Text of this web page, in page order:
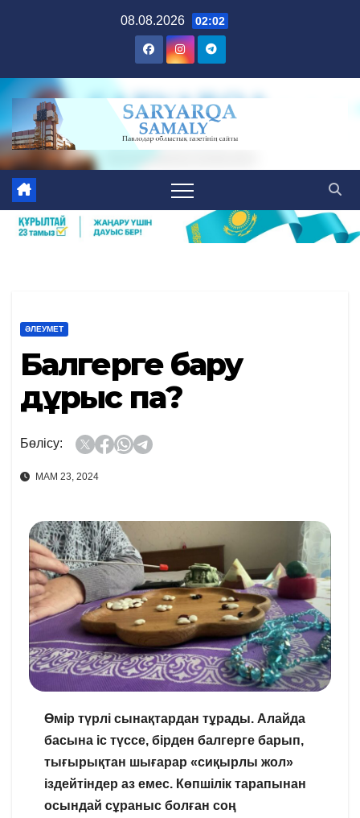
08.08.2026 02:02
ӘЛЕУМЕТ
Балгерге бару
дұрыс па?
Бөлісу:
МАМ 23, 2024
Өмір түрлі сынақтардан тұрады. Алайда
басына іс түссе, бірден балгерге барып,
тығырықтан шығарар «сиқырлы жол»
іздейтіндер аз емес. Көпшілік тарапынан
осындай сұраныс болған соң